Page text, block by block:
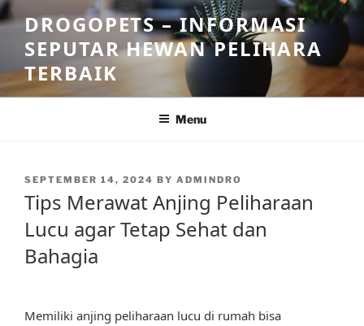
Skip
to
content
DROGOPETS – INFORMASI
SEPUTAR HEWAN PELIHARA
TERBAIK
Menu
POSTED
ON
SEPTEMBER 14, 2024 BY ADMINDRO
Tips Merawat Anjing Peliharaan
Lucu agar Tetap Sehat dan
Bahagia
Memiliki anjing peliharaan lucu di rumah bisa